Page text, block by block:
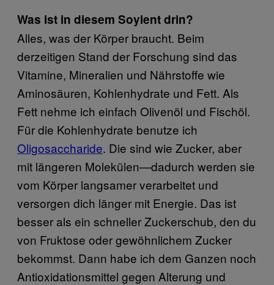
Was ist in diesem Soylent drin?
Alles, was der Körper braucht. Beim
derzeitigen Stand der Forschung sind das
Vitamine, Mineralien und Nährstoffe wie
Aminosäuren, Kohlenhydrate und Fett. Als
Fett nehme ich einfach Olivenöl und Fischöl.
Für die Kohlenhydrate benutze ich
Oligosaccharide. Die sind wie Zucker, aber
mit längeren Molekülen—dadurch werden sie
vom Körper langsamer verarbeitet und
versorgen dich länger mit Energie. Das ist
besser als ein schneller Zuckerschub, den du
von Fruktose oder gewöhnlichem Zucker
bekommst. Dann habe ich dem Ganzen noch
Antioxidationsmittel gegen Alterung und